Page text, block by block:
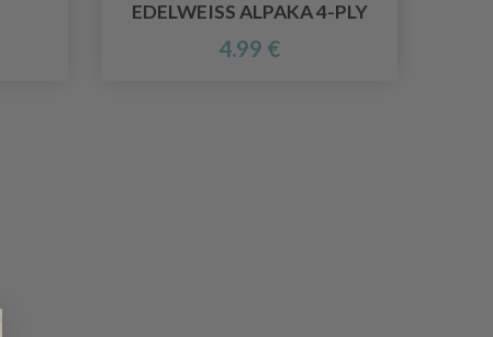
EDELWEISS ALPAKA 4-PLY
4.99 €